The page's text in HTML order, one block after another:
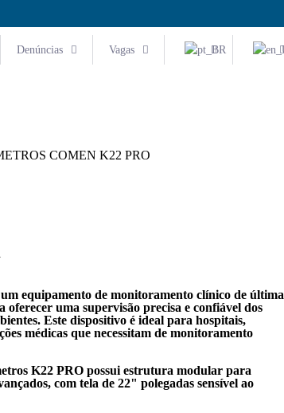
Denúncias Vagas
COMEN K22 PRO
equipamento de monitoramento clínico de última
oferecer uma supervisão precisa e confiável dos
Este dispositivo é ideal para hospitais,
médicas que necessitam de monitoramento
K22 PRO possui estrutura modular para
com tela de 22" polegadas sensível ao